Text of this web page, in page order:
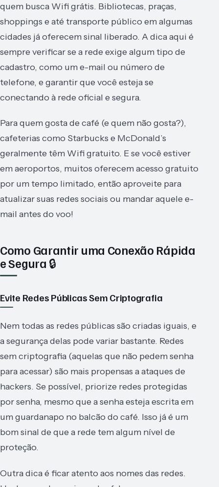
quem busca Wifi grátis. Bibliotecas, praças,
shoppings e até transporte público em algumas
cidades já oferecem sinal liberado. A dica aqui é
sempre verificar se a rede exige algum tipo de
cadastro, como um e-mail ou número de
telefone, e garantir que você esteja se
conectando à rede oficial e segura.
Para quem gosta de café (e quem não gosta?),
cafeterias como Starbucks e McDonald’s
geralmente têm Wifi gratuito. E se você estiver
em aeroportos, muitos oferecem acesso gratuito
por um tempo limitado, então aproveite para
atualizar suas redes sociais ou mandar aquele e-
mail antes do voo!
Como Garantir uma Conexão Rápida
e Segura 🔒
Evite Redes Públicas Sem Criptografia
Nem todas as redes públicas são criadas iguais, e
a segurança delas pode variar bastante. Redes
sem criptografia (aquelas que não pedem senha
para acessar) são mais propensas a ataques de
hackers. Se possível, priorize redes protegidas
por senha, mesmo que a senha esteja escrita em
um guardanapo no balcão do café. Isso já é um
bom sinal de que a rede tem algum nível de
proteção.
Outra dica é ficar atento aos nomes das redes.